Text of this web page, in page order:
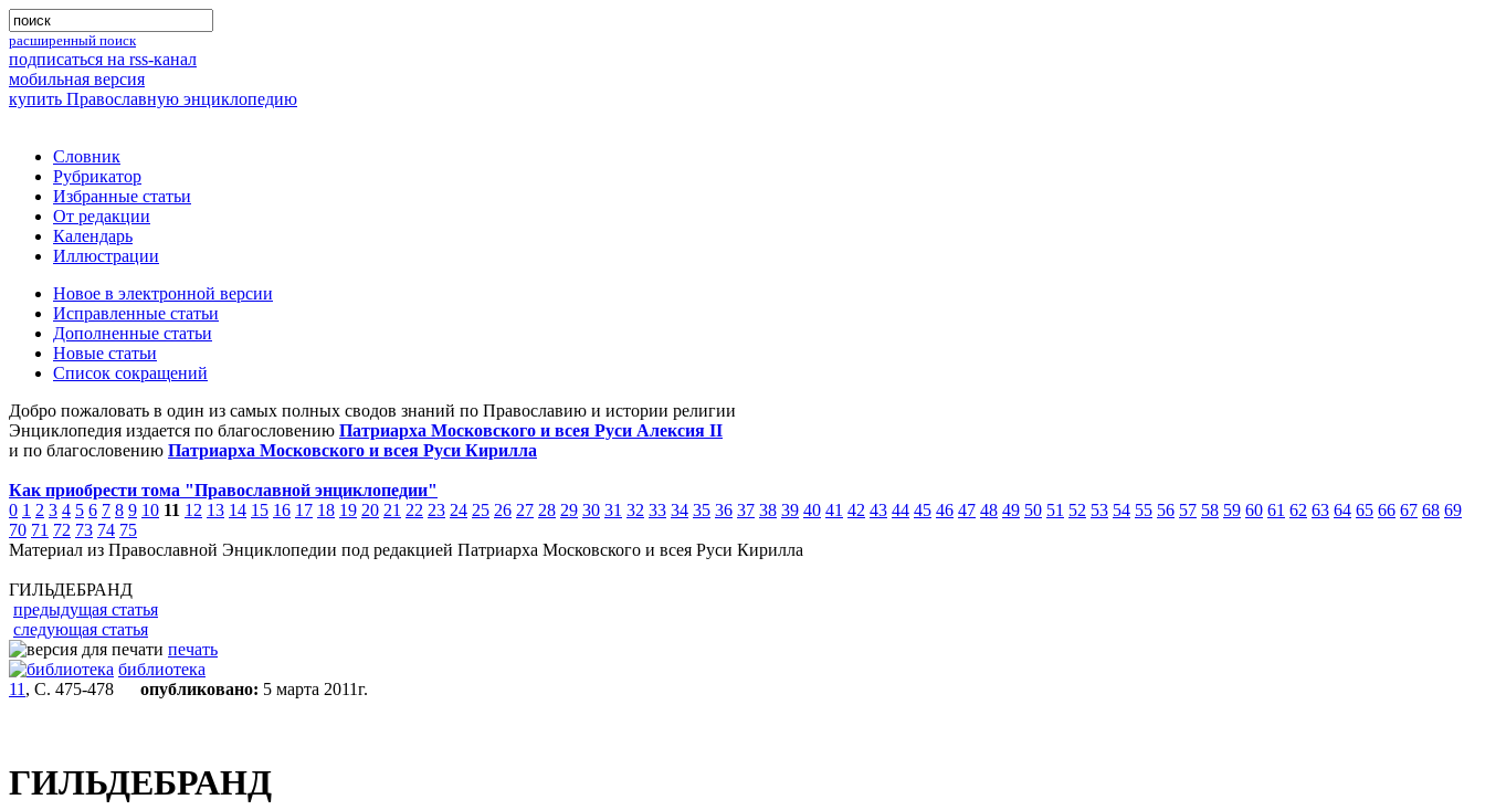
расширенный поиск
подписаться на rss-канал
мобильная версия
купить Православную энциклопедию
Словник
Рубрикатор
Избранные статьи
От редакции
Календарь
Иллюстрации
Новое в электронной версии
Исправленные статьи
Дополненные статьи
Новые статьи
Список сокращений
Добро пожаловать в один из самых полных сводов знаний по Православию и истории религии
Энциклопедия издается по благословению Патриарха Московского и всея Руси Алексия II
и по благословению Патриарха Московского и всея Руси Кирилла
Как приобрести тома "Православной энциклопедии"
0 1 2 3 4 5 6 7 8 9 10 11 12 13 14 15 16 17 18 19 20 21 22 23 24 25 26 27 28 29 30 31 32 33 34 35 36 37 38 39 40 41 42 43 44 45 46 47 48 49 50 51 52 53 54 55 56 57 58 59 60 61 62 63 64 65 66 67 68 69
70 71 72 73 74 75
Материал из Православной Энциклопедии под редакцией Патриарха Московского и всея Руси Кирилла
ГИЛЬДЕБРАНД
предыдущая статья
следующая статья
печать
библиотека
11 , С. 475-478 опубликовано: 5 марта 2011г.
ГИЛЬДЕБРАНД